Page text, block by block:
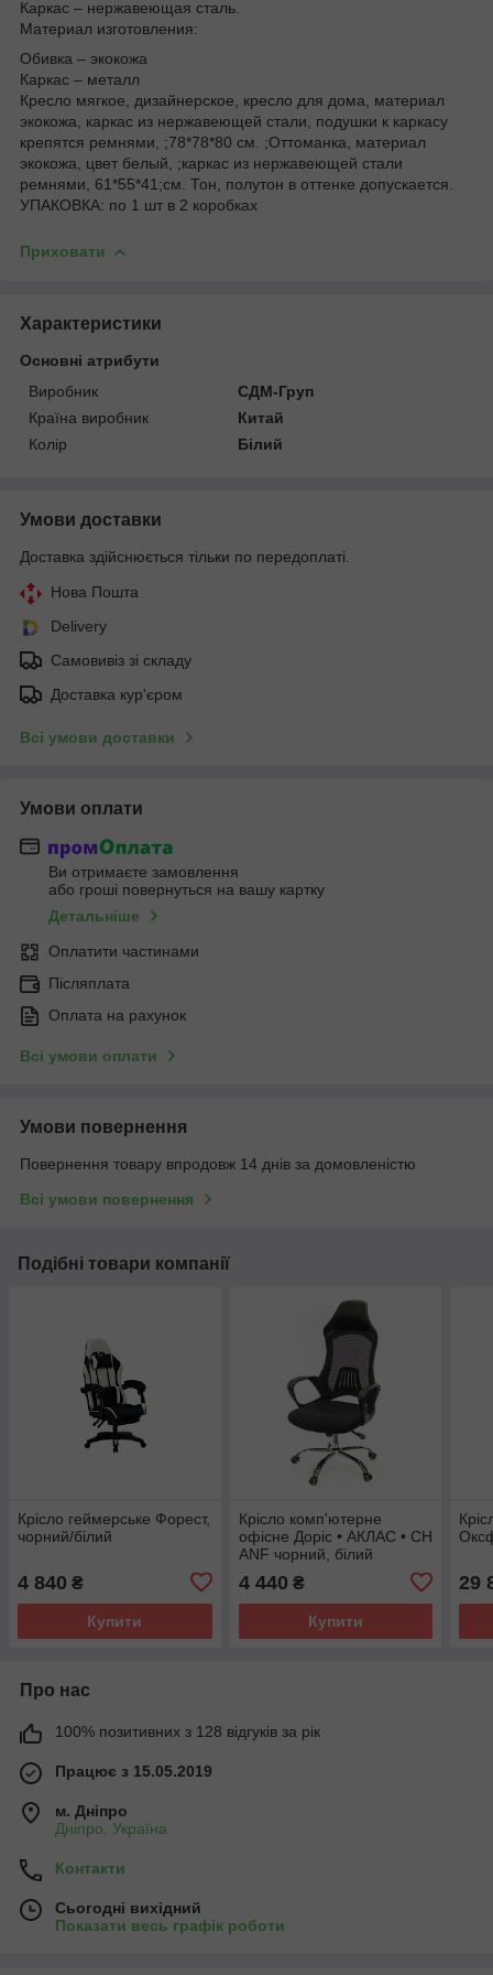
Каркас – нержавеющая сталь.
Материал изготовления:
Обивка – экокожа
Каркас – металл
Кресло мягкое, дизайнерское, кресло для дома, материал
экокожа, каркас из нержавеющей стали, подушки к каркасу
крепятся ремнями, ;78*78*80 см. ;Оттоманка, материал
экокожа, цвет белый, ;каркас из нержавеющей стали
ремнями, 61*55*41;см. Тон, полутон в оттенке допускается.
УПАКОВКА: по 1 шт в 2 коробках
Приховати
Характеристики
Основні атрибути
Виробник
СДМ-Груп
Країна виробник
Китай
Колір
Білий
Умови доставки
Доставка здійснюється тільки по передоплаті.
Нова Пошта
Delivery
Самовивіз зі складу
Доставка кур'єром
Всі умови доставки
Умови оплати
Ви отримаєте замовлення
або гроші повернуться на вашу картку
Детальніше
Оплатити частинами
Післяплата
Оплата на рахунок
Всі умови оплати
Умови повернення
Повернення товару впродовж 14 днів за домовленістю
Всі умови повернення
Подібні товари компанії
Крісло геймерське Форест,
чорний/білий
4 840 ₴
Купити
Крісло комп'ютерне
офісне Доріс • АКЛАС • CH
ANF чорний, білий
4 440 ₴
Купити
29
Про нас
100% позитивних з 128 відгуків за рік
Працює з 15.05.2019
м. Дніпро
Дніпро, Україна
Контакти
Сьогодні вихідний
Показати весь графік роботи